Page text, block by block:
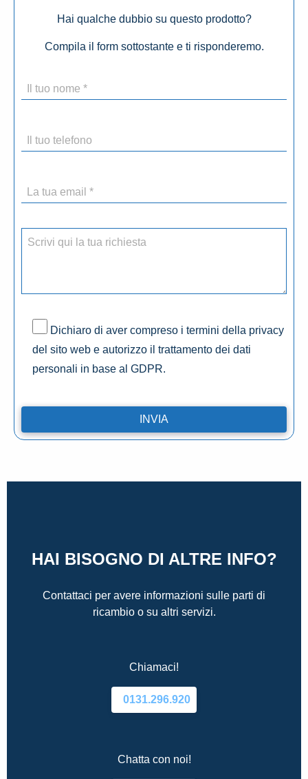
Hai qualche dubbio su questo prodotto?
Compila il form sottostante e ti risponderemo.
Dichiaro di aver compreso i termini della privacy
del sito web e autorizzo il trattamento dei dati
personali in base al GDPR.
HAI BISOGNO DI ALTRE INFO?
Contattaci per avere informazioni sulle parti di
ricambio o su altri servizi.
Chiamaci!
0131.296.920
Chatta con noi!